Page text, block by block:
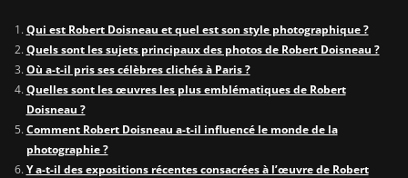
Qui est Robert Doisneau et quel est son style photographique ?
Quels sont les sujets principaux des photos de Robert Doisneau ?
Où a-t-il pris ses célèbres clichés à Paris ?
Quelles sont les œuvres les plus emblématiques de Robert
Doisneau ?
Comment Robert Doisneau a-t-il influencé le monde de la
photographie ?
Y a-t-il des expositions récentes consacrées à l’œuvre de Robert